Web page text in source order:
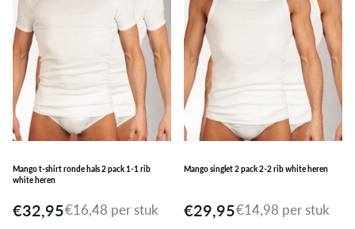
Mango t-shirt ronde hals 2 pack 1-1 rib
white heren
€32,95€16,48 per stuk
Mango singlet 2 pack 2-2 rib white heren
€29,95€14,98 per stuk